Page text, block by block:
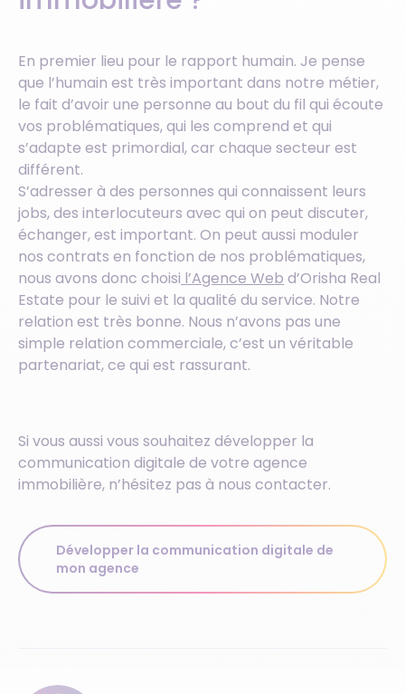
En premier lieu pour le rapport humain. Je pense
que l’humain est très important dans notre métier,
le fait d’avoir une personne au bout du fil qui écoute
vos problématiques, qui les comprend et qui
s’adapte est primordial, car chaque secteur est
différent.
S’adresser à des personnes qui connaissent leurs
jobs, des interlocuteurs avec qui on peut discuter,
échanger, est important. On peut aussi moduler
nos contrats en fonction de nos problématiques,
nous avons donc choisi l’Agence Web d’Orisha Real
Estate pour le suivi et la qualité du service. Notre
relation est très bonne. Nous n’avons pas une
simple relation commerciale, c’est un véritable
partenariat, ce qui est rassurant.
Si vous aussi vous souhaitez développer la
communication digitale de votre agence
immobilière, n’hésitez pas à nous contacter.
Développer la communication digitale de
mon agence